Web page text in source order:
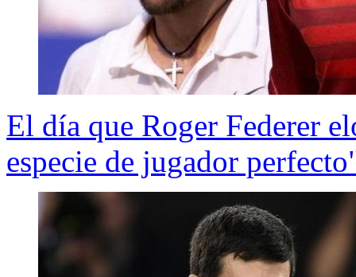
El día que Roger Federer
especie de jugador